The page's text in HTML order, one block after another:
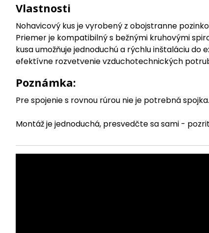
Vlastnosti
Nohavicový kus je vyrobený z obojstranne
Priemer je kompatibilný s bežnými kruhovými
kusa umožňuje jednoduchú a rýchlu inštaláciu
efektívne rozvetvenie vzduchotechnických
Poznámka:
Pre spojenie s rovnou rúrou nie je potrebná spojka.
Montáž je jednoduchá, presvedčte sa sami -